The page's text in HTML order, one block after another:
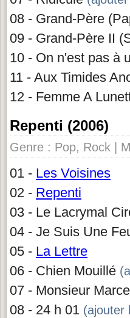
08 - Grand-Père
09 - Grand-Père II
10 - On n'est pas à
11 - Aux Timides
12 - Femme A
Repenti (2006)
Genre : Pop, Rock |
01 - Les Voisines
02 - Repenti
03 - Le Lacrymal
04 - Je Suis Une
05 - La Lettre
06 - Chien Mouillé
07 - Monsieur
08 - 24 h 01 (ajouter